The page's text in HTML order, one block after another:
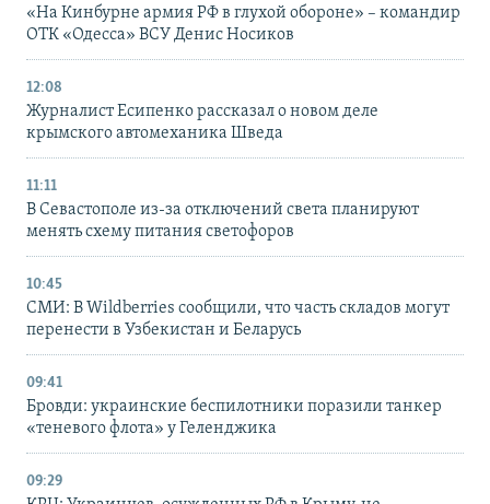
«На Кинбурне армия РФ в глухой обороне» – командир
ОТК «Одесса» ВСУ Денис Носиков
12:08
Журналист Есипенко рассказал о новом деле
крымского автомеханика Шведа
11:11
В Севастополе из-за отключений света планируют
менять схему питания светофоров
10:45
СМИ: В Wildberries сообщили, что часть складов могут
перенести в Узбекистан и Беларусь
09:41
Бровди: украинские беспилотники поразили танкер
«теневого флота» у Геленджика
09:29